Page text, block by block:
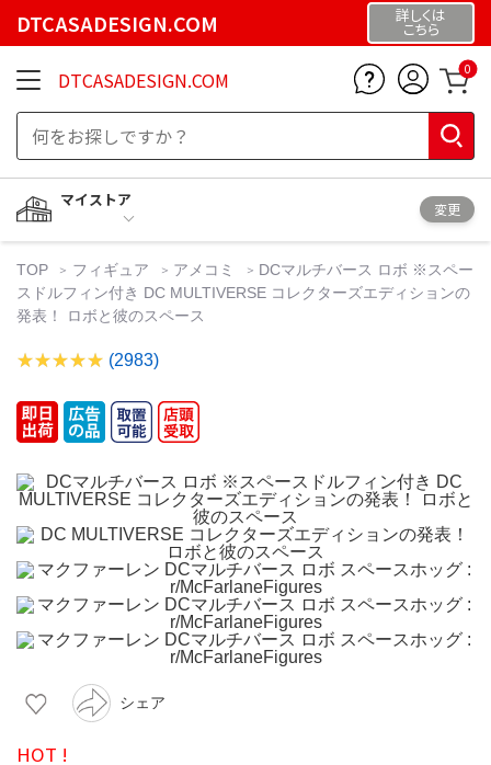
DTCASADESIGN.COM 詳しくは
こちら
DTCASADESIGN.COM 0
マイストア
変更
TOP フィギュア アメコミ
DCマルチバース ロボ ※スペー
スドルフィン付き DC MULTIVERSE コレクターズエディションの
発表！ ロボと彼のスペース
(2983)
シェア
HOT !